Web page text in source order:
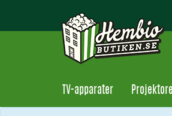
TV-apparater